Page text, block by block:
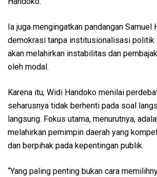
Ia juga mengingatkan pandangan Samuel
demokrasi tanpa institusionalisasi politik
akan melahirkan instabilitas dan
oleh modal.
Karena itu, Widi Handoko menilai
seharusnya tidak berhenti pada soal
langsung. Fokus utama, menurutnya,
melahirkan pemimpin daerah yang
dan berpihak pada kepentingan publik.
“Yang paling penting bukan cara